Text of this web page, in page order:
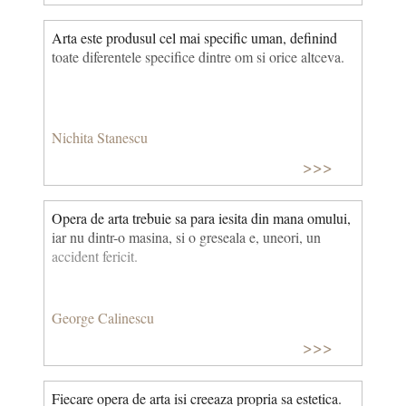
Arta este produsul cel mai specific uman, definind
toate diferentele specifice dintre om si orice altceva.
Nichita Stanescu
>>>
Opera de arta trebuie sa para iesita din mana omului,
iar nu dintr-o masina, si o greseala e, uneori, un
accident fericit.
George Calinescu
>>>
Fiecare opera de arta isi creeaza propria sa estetica.